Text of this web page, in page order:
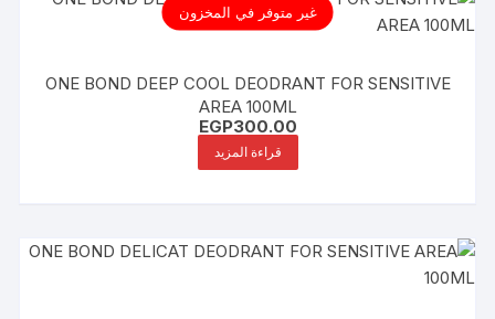
غير متوفر في المخزون
ONE BOND DEEP COOL DEODRANT FOR SENSITIVE
AREA 100ML
EGP300.00
قراءة المزيد